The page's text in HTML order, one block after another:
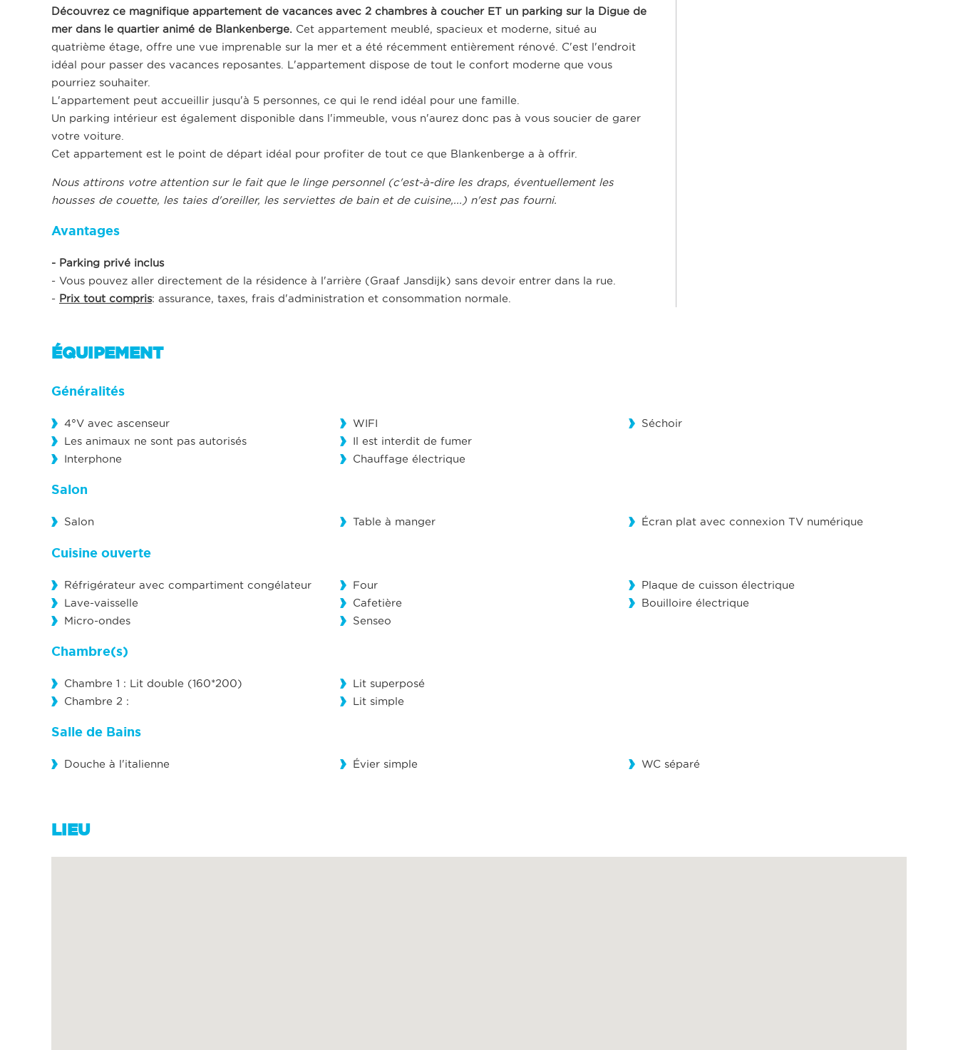
Découvrez ce magnifique appartement de vacances avec 2 chambres à coucher ET un parking sur la Digue de
mer dans le quartier animé de Blankenberge. Cet appartement meublé, spacieux et moderne, situé au
quatrième étage, offre une vue imprenable sur la mer et a été récemment entièrement rénové. C'est l'endroit
idéal pour passer des vacances reposantes. L'appartement dispose de tout le confort moderne que vous
pourriez souhaiter.
L'appartement peut accueillir jusqu'à 5 personnes, ce qui le rend idéal pour une famille.
Un parking intérieur est également disponible dans l'immeuble, vous n'aurez donc pas à vous soucier de garer
votre voiture.
Cet appartement est le point de départ idéal pour profiter de tout ce que Blankenberge a à offrir.
Nous attirons votre attention sur le fait que le linge personnel (c'est-à-dire les draps, éventuellement les
housses de couette, les taies d'oreiller, les serviettes de bain et de cuisine,...) n'est pas fourni.
Avantages
- Parking privé inclus
- Vous pouvez aller directement de la résidence à l'arrière (Graaf Jansdijk) sans devoir entrer dans la rue.
- Prix tout compris: assurance, taxes, frais d'administration et consommation normale.
ÉQUIPEMENT
Généralités
4°V avec ascenseur
Les animaux ne sont pas autorisés
Interphone
WIFI
Il est interdit de fumer
Chauffage électrique
Séchoir
Salon
Salon Table à manger Écran plat avec connexion TV numérique
Cuisine ouverte
Réfrigérateur avec compartiment congélateur
Lave-vaisselle
Micro-ondes
Four
Cafetière
Senseo
Plaque de cuisson électrique
Bouilloire électrique
Chambre(s)
Chambre 1 : Lit double (160*200)
Chambre 2 :
Lit superposé
Lit simple
Salle de Bains
Douche à l'italienne Évier simple WC séparé
LIEU